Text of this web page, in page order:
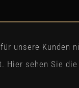
unsere Kunden
sehen Sie